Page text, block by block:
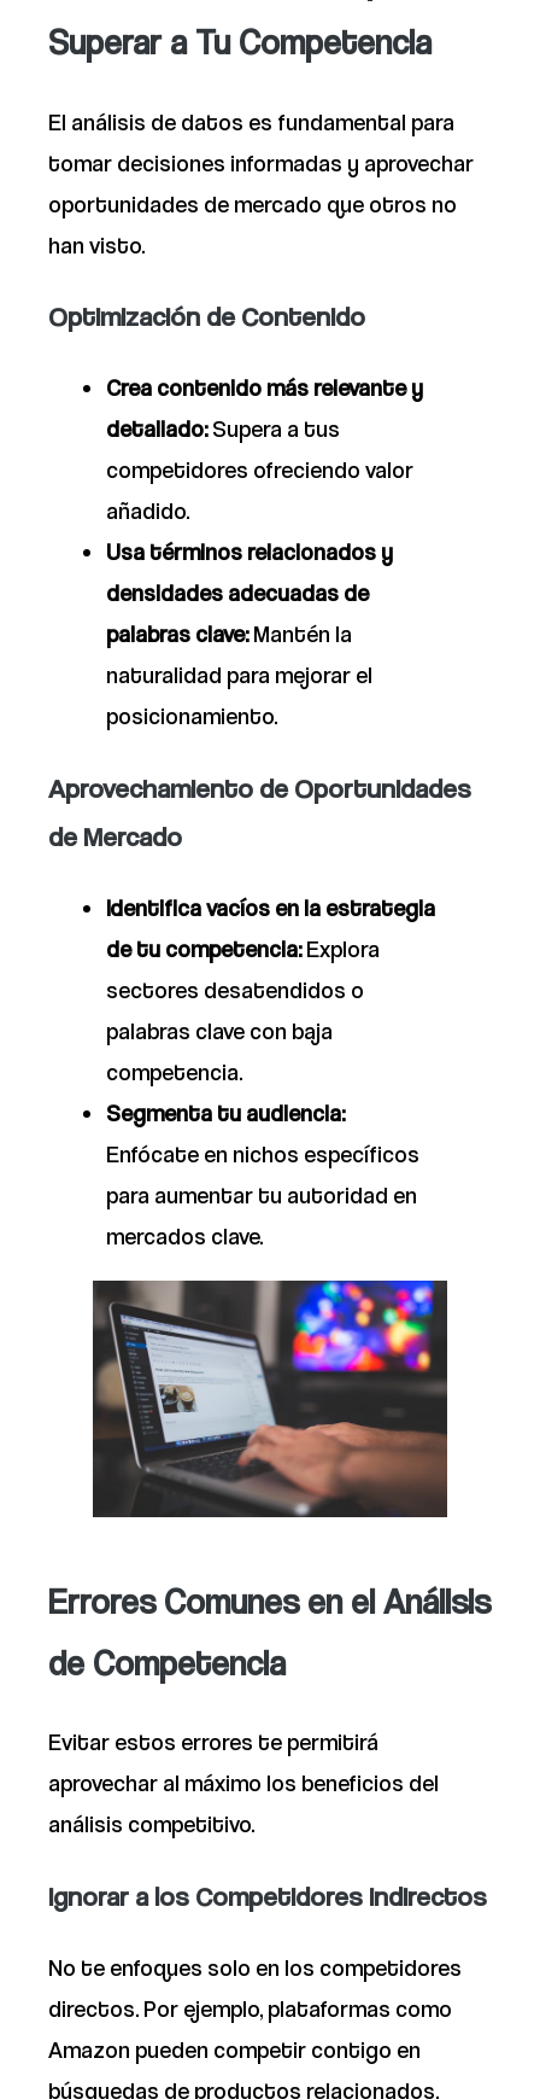
Superar a Tu Competencia
El análisis de datos es fundamental para
tomar decisiones informadas y aprovechar
oportunidades de mercado que otros no
han visto.
Optimización de Contenido
Crea contenido más relevante y
detallado:Supera a tus
competidores ofreciendo valor
añadido.
Usa términos relacionados y
densidades adecuadas de
palabras clave:Mantén la
naturalidad para mejorar el
posicionamiento.
Aprovechamiento de Oportunidades
de Mercado
Identifica vacíos en la estrategia
de tu competencia:Explora
sectores desatendidos o
palabras clave con baja
competencia.
Segmenta tu audiencia:
Enfócate en nichos específicos
para aumentar tu autoridad en
mercados clave.
Errores Comunes en el Análisis
de Competencia
Evitar estos errores te permitirá
aprovechar al máximo los beneficios del
análisis competitivo.
Ignorar a los Competidores Indirectos
No te enfoques solo en los competidores
directos. Por ejemplo, plataformas como
Amazon pueden competir contigo en
búsquedas de productos relacionados.